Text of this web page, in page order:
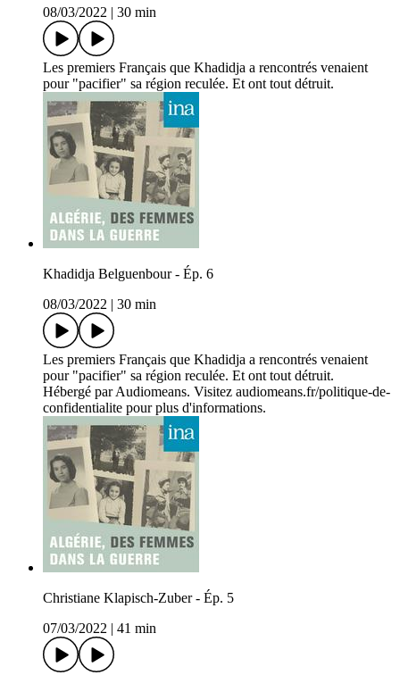
08/03/2022
30 min
Les premiers Français que Khadidja a rencontrés venaient
pour "pacifier" sa région reculée. Et ont tout détruit.
Khadidja Belguenbour - Ép. 6
08/03/2022
30 min
Les premiers Français que Khadidja a rencontrés venaient
pour "pacifier" sa région reculée. Et ont tout détruit.
Hébergé par Audiomeans. Visitez audiomeans.fr/politique-de-
confidentialite pour plus d'informations.
Christiane Klapisch-Zuber - Ép. 5
07/03/2022
41 min